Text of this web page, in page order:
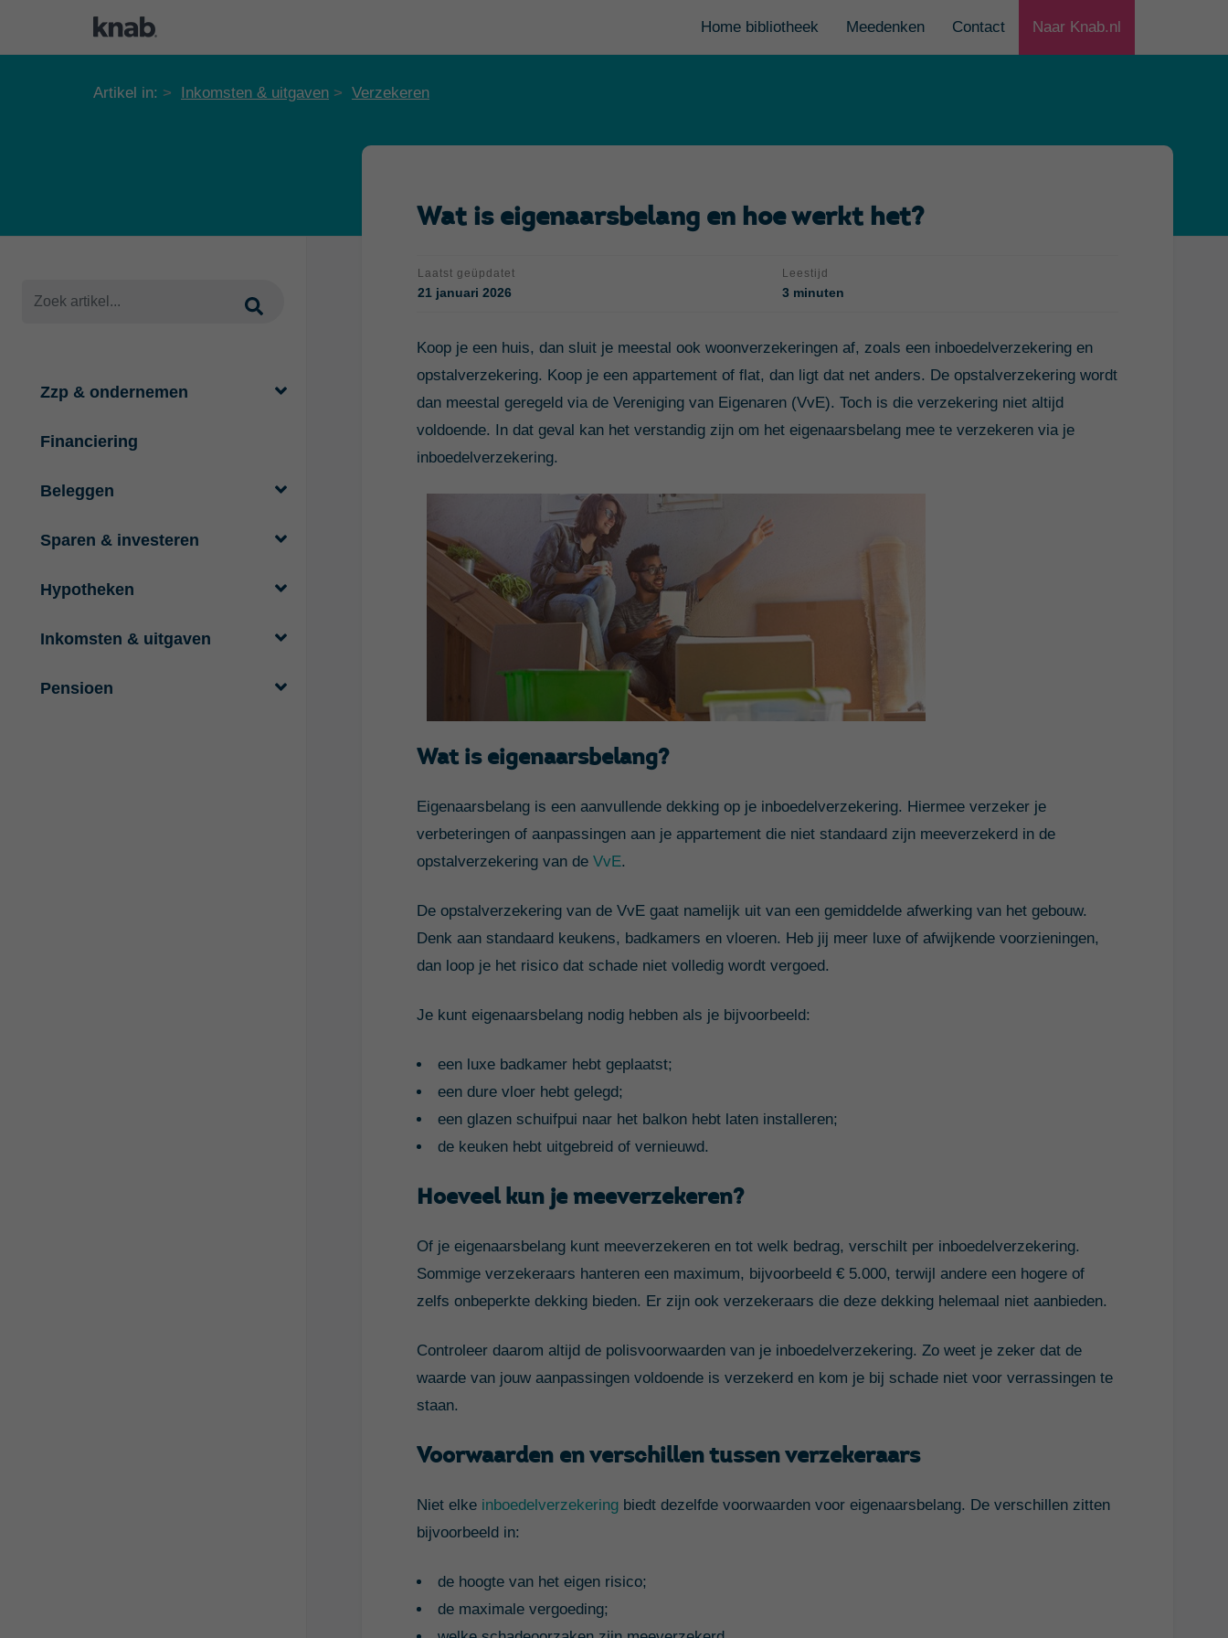
Home bibliotheek Meedenken Contact Naar Knab.nl
Artikel in: Inkomsten & uitgaven Verzekeren
Zzp & ondernemen
Financiering
Beleggen
Sparen & investeren
Hypotheken
Inkomsten & uitgaven
Pensioen
Wat is eigenaarsbelang en hoe werkt het?
Laatst geüpdatet
21 januari 2026
Leestijd
3 minuten
Koop je een huis, dan sluit je meestal ook woonverzekeringen af, zoals een inboedelverzekering en
opstalverzekering. Koop je een appartement of flat, dan ligt dat net anders. De opstalverzekering wordt
dan meestal geregeld via de Vereniging van Eigenaren (VvE). Toch is die verzekering niet altijd
voldoende. In dat geval kan het verstandig zijn om het eigenaarsbelang mee te verzekeren via je
inboedelverzekering.
Wat is eigenaarsbelang?
Eigenaarsbelang is een aanvullende dekking op je inboedelverzekering. Hiermee verzeker je
verbeteringen of aanpassingen aan je appartement die niet standaard zijn meeverzekerd in de
opstalverzekering van de VvE.
De opstalverzekering van de VvE gaat namelijk uit van een gemiddelde afwerking van het gebouw.
Denk aan standaard keukens, badkamers en vloeren. Heb jij meer luxe of afwijkende voorzieningen,
dan loop je het risico dat schade niet volledig wordt vergoed.
Je kunt eigenaarsbelang nodig hebben als je bijvoorbeeld:
een luxe badkamer hebt geplaatst;
een dure vloer hebt gelegd;
een glazen schuifpui naar het balkon hebt laten installeren;
de keuken hebt uitgebreid of vernieuwd.
Hoeveel kun je meeverzekeren?
Of je eigenaarsbelang kunt meeverzekeren en tot welk bedrag, verschilt per inboedelverzekering.
Sommige verzekeraars hanteren een maximum, bijvoorbeeld € 5.000, terwijl andere een hogere of
zelfs onbeperkte dekking bieden. Er zijn ook verzekeraars die deze dekking helemaal niet aanbieden.
Controleer daarom altijd de polisvoorwaarden van je inboedelverzekering. Zo weet je zeker dat de
waarde van jouw aanpassingen voldoende is verzekerd en kom je bij schade niet voor verrassingen te
staan.
Voorwaarden en verschillen tussen verzekeraars
Niet elke inboedelverzekering biedt dezelfde voorwaarden voor eigenaarsbelang. De verschillen zitten
bijvoorbeeld in:
de hoogte van het eigen risico;
de maximale vergoeding;